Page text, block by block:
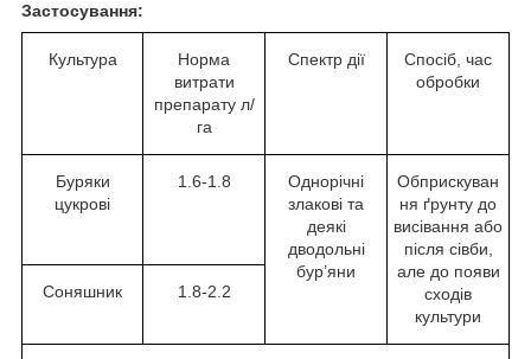
Застосування:
Культура
Норма
витрати
препарату л/
га
Спектр дії
Спосіб, час
обробки
Буряки
цукрові
1.6-1.8
Однорічні
злакові та
деякі
дводольні
бур’яни
Обприскуван
ня ґрунту до
висівання або
після сівби,
але до появи
сходів
культури
Соняшник 1.8-2.2